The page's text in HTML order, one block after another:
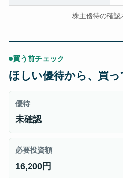
株主優待の確認
買う前チェック
ほしい優待から、買
優待
未確認
必要投資額
16,200円